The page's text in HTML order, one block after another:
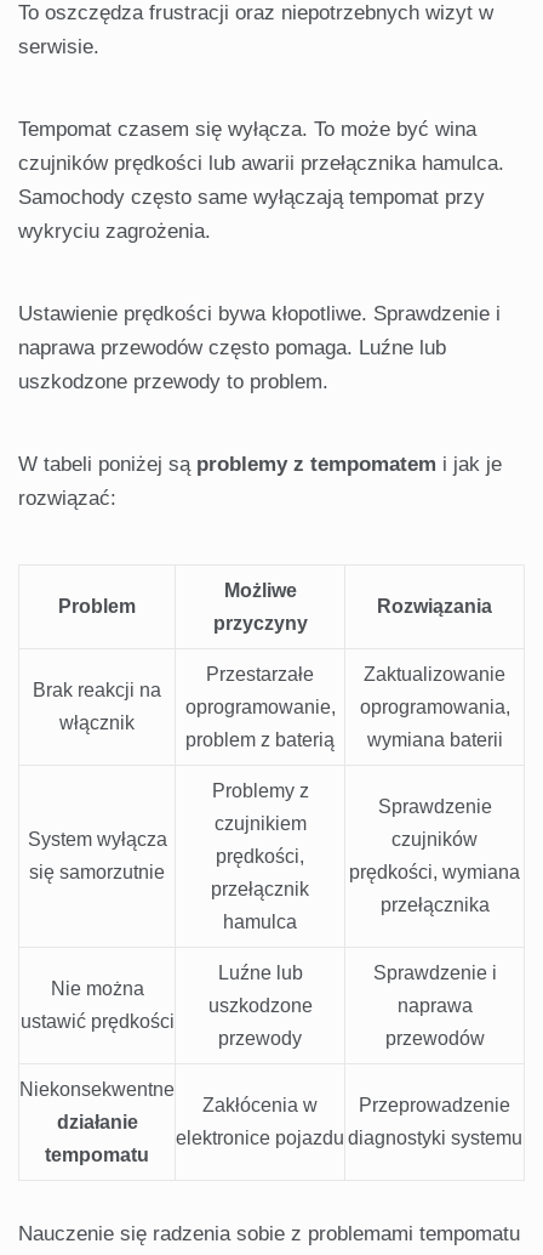
To oszczędza frustracji oraz niepotrzebnych wizyt w
serwisie.
Tempomat czasem się wyłącza. To może być wina
czujników prędkości lub awarii przełącznika hamulca.
Samochody często same wyłączają tempomat przy
wykryciu zagrożenia.
Ustawienie prędkości bywa kłopotliwe. Sprawdzenie i
naprawa przewodów często pomaga. Luźne lub
uszkodzone przewody to problem.
W tabeli poniżej są problemy z tempomatem i jak je
rozwiązać:
Problem
Możliwe
przyczyny
Rozwiązania
Brak reakcji na
włącznik
Przestarzałe
oprogramowanie,
problem z baterią
Zaktualizowanie
oprogramowania,
wymiana baterii
System wyłącza
się samorzutnie
Problemy z
czujnikiem
prędkości,
przełącznik
hamulca
Sprawdzenie
czujników
prędkości, wymiana
przełącznika
Nie można
ustawić prędkości
Luźne lub
uszkodzone
przewody
Sprawdzenie i
naprawa
przewodów
Niekonsekwentne
działanie
tempomatu
Zakłócenia w
elektronice pojazdu
Przeprowadzenie
diagnostyki systemu
Nauczenie się radzenia sobie z problemami tempomatu